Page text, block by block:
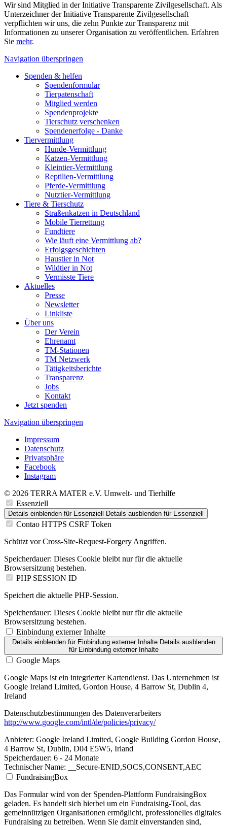
Wir sind Mitglied in der Initiative Transparente Zivilgesellschaft. Als
Unterzeichner der Initiative Transparente Zivilgesellschaft
verpflichten wir uns, die zehn Punkte zur Transparenz mit
Informationen zu unserer Organisation zu veröffentlichen. Erfahren
Sie mehr.
Navigation überspringen
Spenden & helfen
Spendenformular
Tierpatenschaft
Mitglied werden
Spendenprojekte
Tierschutz verschenken
Spendenerfolge - Danke
Tiervermittlung
Hunde-Vermittlung
Katzen-Vermittlung
Kleintier-Vermittlung
Reptilien-Vermittlung
Pferde-Vermittlung
Nutztier-Vermittlung
Tiere & Tierschutz
Straßenkatzen in Deutschland
Mobile Tierrettung
Fundtiere
Wie läuft eine Vermittlung ab?
Erfolgsgeschichten
Haustier in Not
Wildtier in Not
Vermisste Tiere
Aktuelles
Presse
Newsletter
Linkliste
Über uns
Der Verein
Ehrenamt
TM-Stationen
TM Netzwerk
Tätigkeitsberichte
Transparenz
Jobs
Kontakt
Jetzt spenden
Navigation überspringen
Impressum
Datenschutz
Privatsphäre
Facebook
Instagram
© 2026 TERRA MATER e.V. Umwelt- und Tierhilfe
Essenziell
Details einblenden für Essenziell Details ausblenden für Essenziell
Contao HTTPS CSRF Token
Schützt vor Cross-Site-Request-Forgery Angriffen.
Speicherdauer: Dieses Cookie bleibt nur für die aktuelle
Browsersitzung bestehen.
PHP SESSION ID
Speichert die aktuelle PHP-Session.
Speicherdauer: Dieses Cookie bleibt nur für die aktuelle
Browsersitzung bestehen.
Einbindung externer Inhalte
Details einblendenfür Einbindung externer Inhalte Details ausblenden
für Einbindung externer Inhalte
Google Maps
Google Maps ist ein integrierter Kartendienst. Das Unternehmen ist
Google Ireland Limited, Gordon House, 4 Barrow St, Dublin 4,
Ireland
Datenschutzbestimmungen des Datenverarbeiters
http://www.google.com/intl/de/policies/privacy/
Anbieter: Google Ireland Limited, Google Building Gordon House,
4 Barrow St, Dublin, D04 E5W5, Irland
Speicherdauer: 6 - 24 Monate
Technischer Name: __Secure-ENID,SOCS,CONSENT,AEC
FundraisingBox
Das Formular wird von der Spenden-Plattform FundraisingBox
geladen. Es handelt sich hierbei um ein Fundraising-Tool, das
gemeinnützigen Organisationen ermöglicht, professionelles digitales
Fundraising zu betreiben. Wenn Sie damit einverstanden sind,